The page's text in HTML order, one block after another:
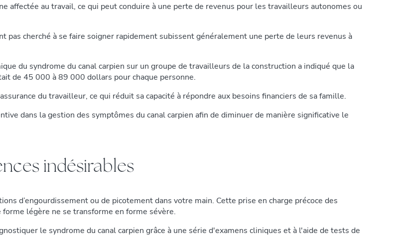
affectée au travail, ce qui peut conduire à une perte de revenus pour les travailleurs autonomes ou
pas cherché à se faire soigner rapidement subissent généralement une perte de leurs revenus à
du syndrome du canal carpien sur un groupe de travailleurs de la construction a indiqué que la
de 45 000 à 89 000 dollars pour chaque personne.
du travailleur, ce qui réduit sa capacité à répondre aux besoins financiers de sa famille.
dans la gestion des symptômes du canal carpien afin de diminuer de manière significative le
indésirables
d’engourdissement ou de picotement dans votre main. Cette prise en charge précoce des
légère ne se transforme en forme sévère.
le syndrome du canal carpien grâce à une série d'examens cliniques et à l'aide de tests de